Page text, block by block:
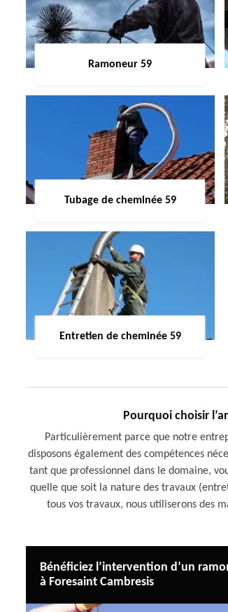
Ramoneur 59
Tubage de cheminée 59
Entretien de cheminée 59
Pourquoi choisir
Particulièrement parce que notre
disposons également des compétences
tant que professionnel dans le domaine,
quelle que soit la nature des travaux
tous vos travaux, nous utiliserons des
Bénéficiez l’intervention d’un
à Foresaint Cambresis